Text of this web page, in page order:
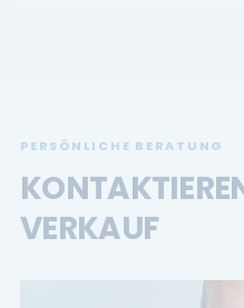
PERSÖNLICHE BERATUNG
VERKAUF